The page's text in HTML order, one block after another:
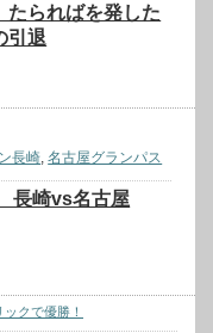
たらればを発した
引退
長崎,名古屋グランパス
崎vs名古屋
クで優勝！